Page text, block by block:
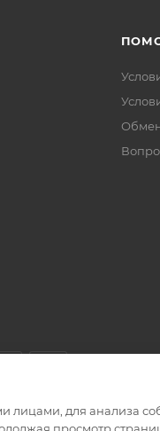
для анализа